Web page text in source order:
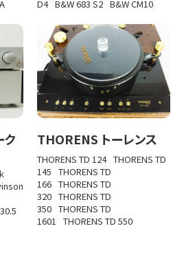
D4 B&W 683 S2 B&W CM10
THORENS トーレンス
THORENS TD 124 THORENS TD
145 THORENS TD
166 THORENS TD
320 THORENS TD
350 THORENS TD
1601 THORENS TD 550